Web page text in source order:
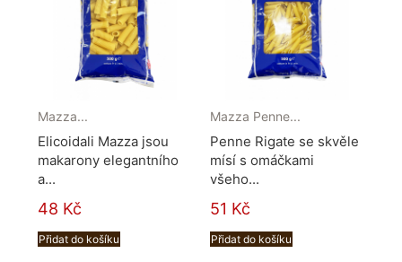
Mazza...
Elicoidali Mazza jsou
makarony elegantního
a...
48 Kč
Přidat do košíku
Mazza Penne...
Penne Rigate se skvěle
mísí s omáčkami
všeho...
51 Kč
Přidat do košíku